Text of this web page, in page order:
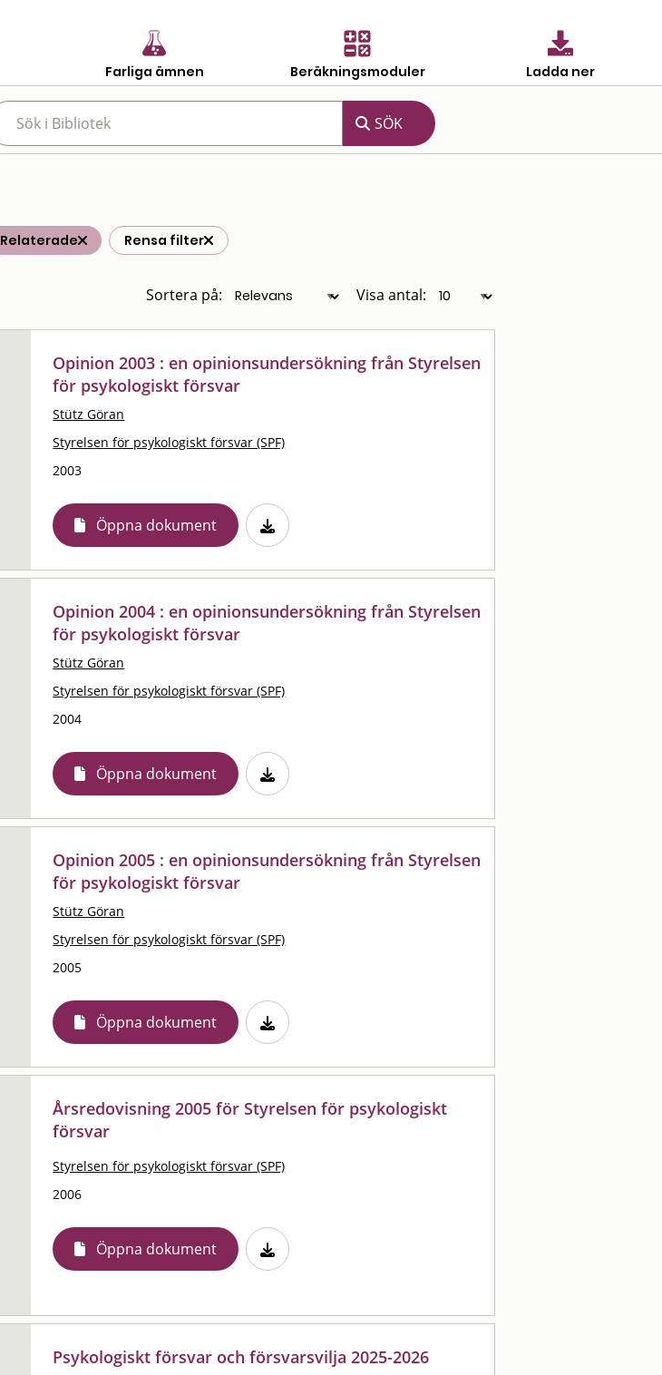
Farliga ämnen Beräkningsmoduler Ladda ner
Relaterade Rensa filter
Sortera på: Visa antal:
Opinion 2003 : en opinionsundersökning från Styrelsen
för psykologiskt försvar
Stütz Göran
Styrelsen för psykologiskt försvar (SPF)
2003
Öppna dokument
Opinion 2004 : en opinionsundersökning från Styrelsen
för psykologiskt försvar
Stütz Göran
Styrelsen för psykologiskt försvar (SPF)
2004
Öppna dokument
Opinion 2005 : en opinionsundersökning från Styrelsen
för psykologiskt försvar
Stütz Göran
Styrelsen för psykologiskt försvar (SPF)
2005
Öppna dokument
Årsredovisning 2005 för Styrelsen för psykologiskt
försvar
Styrelsen för psykologiskt försvar (SPF)
2006
Öppna dokument
Psykologiskt försvar och försvarsvilja 2025-2026